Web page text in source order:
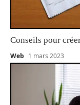
Conseils pour
Web 1 mars 2023